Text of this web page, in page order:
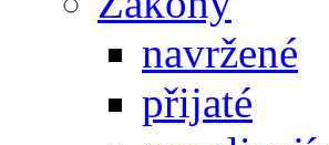
navržené
přijaté